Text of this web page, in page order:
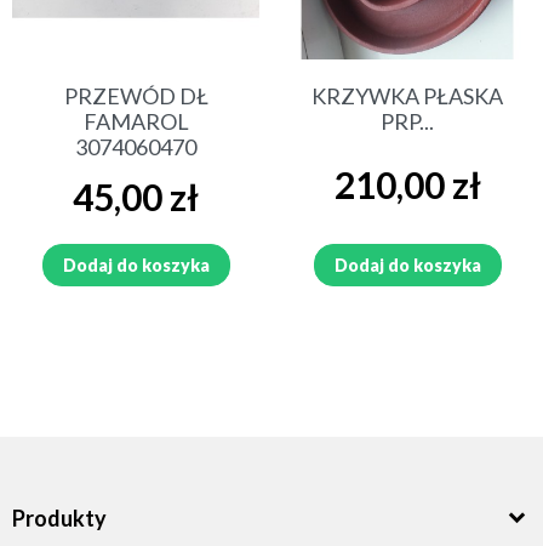
PRZEWÓD DŁ
FAMAROL
3074060470
Cena
45,00 zł
Dodaj do koszyka
KRZYWKA PŁASKA
PRP...
Cena
210,00 zł
Dodaj do koszyka
Produkty